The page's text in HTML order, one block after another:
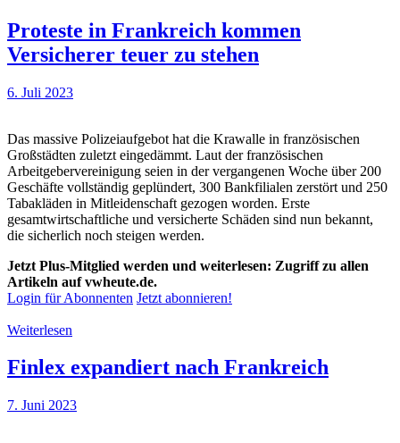
Proteste in Frankreich kommen
Versicherer teuer zu stehen
6. Juli 2023
Das massive Polizeiaufgebot hat die Krawalle in französischen
Großstädten zuletzt eingedämmt. Laut der französischen
Arbeitgebervereinigung seien in der vergangenen Woche über 200
Geschäfte vollständig geplündert, 300 Bankfilialen zerstört und 250
Tabakläden in Mitleidenschaft gezogen worden. Erste
gesamtwirtschaftliche und versicherte Schäden sind nun bekannt,
die sicherlich noch steigen werden.
Jetzt Plus-Mitglied werden und weiterlesen: Zugriff zu allen
Artikeln auf vwheute.de.
Login für Abonnenten Jetzt abonnieren!
Weiterlesen
Finlex expandiert nach Frankreich
7. Juni 2023